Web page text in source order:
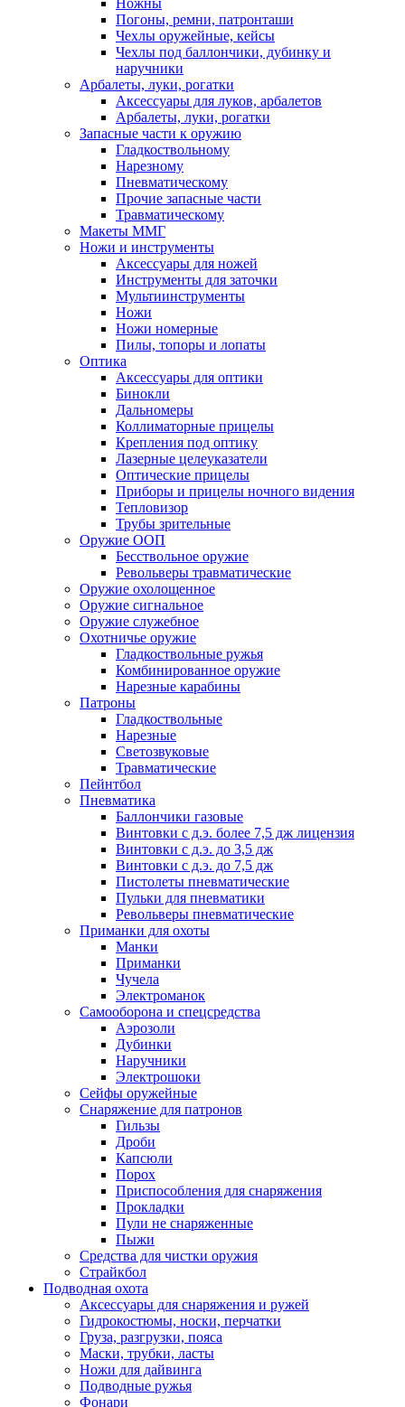
Ножны
Погоны, ремни, патронташи
Чехлы оружейные, кейсы
Чехлы под баллончики, дубинку и
наручники
Арбалеты, луки, рогатки
Аксессуары для луков, арбалетов
Арбалеты, луки, рогатки
Запасные части к оружию
Гладкоствольному
Нарезному
Пневматическому
Прочие запасные части
Травматическому
Макеты ММГ
Ножи и инструменты
Аксессуары для ножей
Инструменты для заточки
Мультиинструменты
Ножи
Ножи номерные
Пилы, топоры и лопаты
Оптика
Аксессуары для оптики
Бинокли
Дальномеры
Коллиматорные прицелы
Крепления под оптику
Лазерные целеуказатели
Оптические прицелы
Приборы и прицелы ночного видения
Тепловизор
Трубы зрительные
Оружие ООП
Бесствольное оружие
Револьверы травматические
Оружие охолощенное
Оружие сигнальное
Оружие служебное
Охотничье оружие
Гладкоствольные ружья
Комбинированное оружие
Нарезные карабины
Патроны
Гладкоствольные
Нарезные
Светозвуковые
Травматические
Пейнтбол
Пневматика
Баллончики газовые
Винтовки с д.э. более 7,5 дж лицензия
Винтовки с д.э. до 3,5 дж
Винтовки с д.э. до 7,5 дж
Пистолеты пневматические
Пульки для пневматики
Револьверы пневматические
Приманки для охоты
Манки
Приманки
Чучела
Электроманок
Самооборона и спецсредства
Аэрозоли
Дубинки
Наручники
Электрошоки
Сейфы оружейные
Снаряжение для патронов
Гильзы
Дроби
Капсюли
Порох
Приспособления для снаряжения
Прокладки
Пули не снаряженные
Пыжи
Средства для чистки оружия
Страйкбол
Подводная охота
Аксессуары для снаряжения и ружей
Гидрокостюмы, носки, перчатки
Груза, разгрузки, пояса
Маски, трубки, ласты
Ножи для дайвинга
Подводные ружья
Фонари